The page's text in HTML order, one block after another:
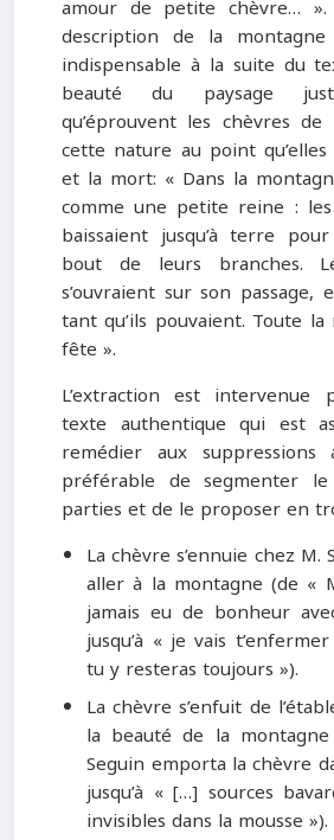
amour de petite chèvre…
description de la
indispensable à la suite du
beauté du paysage
qu’éprouvent les chèvres
cette nature au point
et la mort: « Dans la
comme une petite reine :
baissaient jusqu’à terre
bout de leurs branches.
s’ouvraient sur son passage,
tant qu’ils pouvaient. Toute
fête ».
L’extraction est
texte authentique qui est
remédier aux
préférable de segmenter
parties et de le proposer en
La chèvre s’ennuie chez M.
aller à la montagne (de «
jamais eu de bonheur
jusqu’à « je vais
tu y resteras toujours »).
La chèvre s’enfuit de
la beauté de la montagne
Seguin emporta la chèvre
jusqu’à « […] sources
invisibles dans la mousse »).